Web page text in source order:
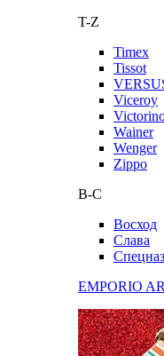
T-Z
Timex
Tissot
Viceroy
Wainer
Wenger
Zippo
В-С
Восход
Слава
Спецназ
EMPORIO